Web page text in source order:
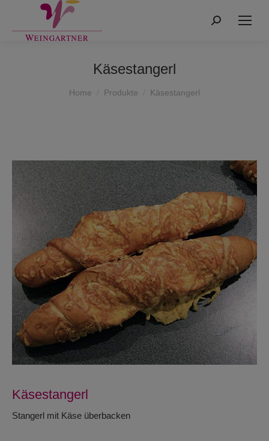
Search:
Käsestangerl
Home Produkte Käsestangerl
Käsestangerl
Stangerl mit Käse überbacken